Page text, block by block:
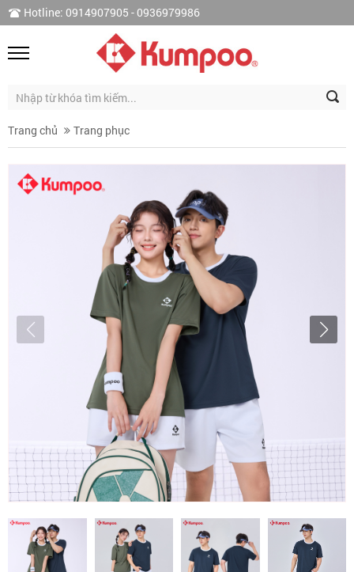
Hotline: 0914907905 - 0936979986
Trang chủ Trang phục